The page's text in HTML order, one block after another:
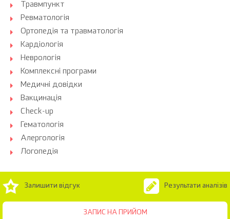
Травмпункт
Ревматологія
Ортопедія та травматологія
Кардіологія
Неврологія
Комплексні програми
Медичні довідки
Вакцинація
Check-up
Гематологія
Алергологія
Логопедія
ЗАПИС НА ПРИЙОМ
Залишити відгук Результати аналізів